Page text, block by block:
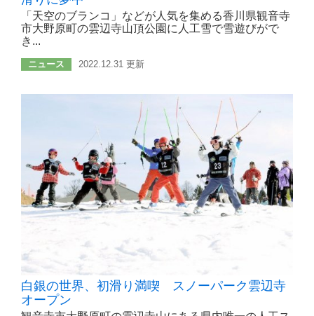
「天空のブランコ」などが人気を集める香川県観音寺
市大野原町の雲辺寺山頂公園に人工雪で雪遊びがで
き...
ニュース 2022.12.31 更新
白銀の世界、初滑り満喫 スノーパーク雲辺寺
オープン